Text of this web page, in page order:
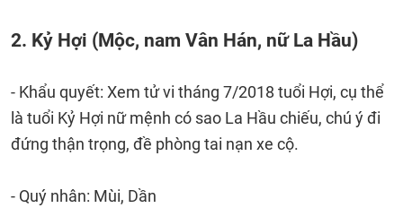
2. Kỷ Hợi (Mộc, nam Vân Hán, nữ La Hầu)
- Khẩu quyết: Xem tử vi tháng 7/2018 tuổi Hợi, cụ thể
là tuổi Kỷ Hợi nữ mệnh có sao La Hầu chiếu, chú ý đi
đứng thận trọng, đề phòng tai nạn xe cộ.
- Quý nhân: Mùi, Dần